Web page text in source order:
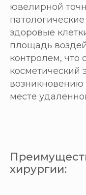
ювелирной
здоровые
площадь
контролем, что
косметический
месте
хирургии: